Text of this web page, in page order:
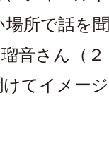
所で話を
音さん（
てイメー